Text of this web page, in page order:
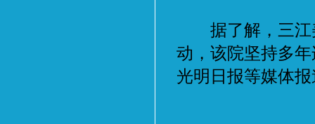
据了解，三江
动，该院坚持多
光明日报等媒体